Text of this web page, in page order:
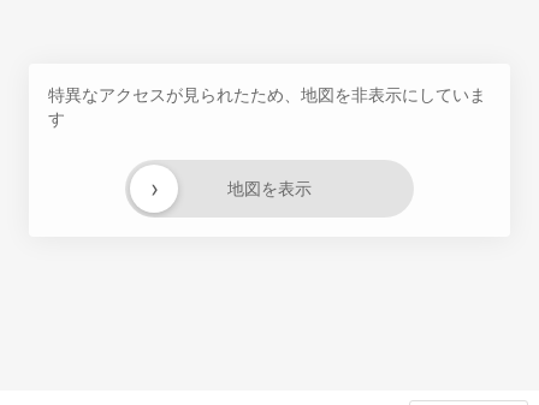
特異なアクセスが見られたため、地図を非表示にしていま
す
地図を表示
›